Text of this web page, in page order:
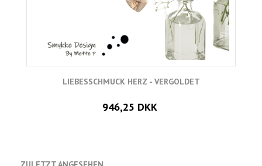
LIEBESSCHMUCK HERZ - VERGOLDET
946,25 DKK